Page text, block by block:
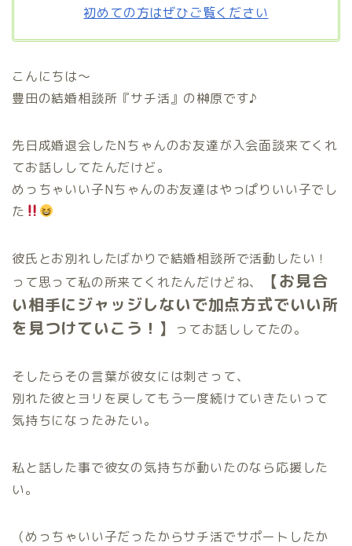
初めての方はぜひご覧ください
こんにちは〜
豊田の結婚相談所『サチ活』の榊原です♪
先日成婚退会したNちゃんのお友達が入会面談来てくれ
てお話ししてたんだけど。
めっちゃいい子Nちゃんのお友達はやっぱりいい子でし
た
彼氏とお別れしたばかりで結婚相談所で活動したい！
って思って私の所来てくれたんだけどね、
【お見合
い相手にジャッジしないで加点方式でいい所
を見つけていこう！】
ってお話ししてたの。
そしたらその言葉が彼女には刺さって、
別れた彼とヨリを戻してもう一度続けていきたいって
気持ちになったみたい。
私と話した事で彼女の気持ちが動いたのなら応援した
い。
（めっちゃいい子だったからサチ活でサポートしたか